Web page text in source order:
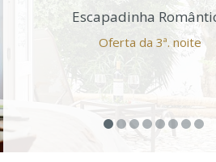
Escapadinha
Oferta da 3ª. noite